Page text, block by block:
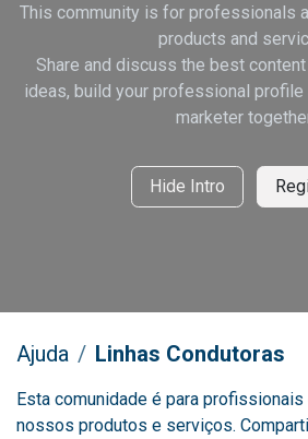
This community is for professionals
products and
Share and discuss the best
ideas, build your professional
marketer
Hide Intro
Ajuda Linhas Condutoras
Esta comunidade é para
nossos produtos e serviços.